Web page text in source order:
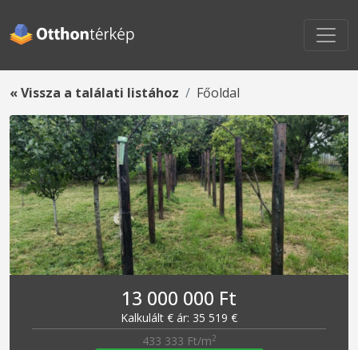
« Vissza a találati listához Főoldal
13 000 000 Ft
Kalkulált € ár: 35 519 €
433 333 Ft/m2